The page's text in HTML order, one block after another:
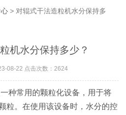
> 对辊式干法造粒机水分保持多
机水分保持多少？
08-22 点击次数：2624
种常用的颗粒化设备，用于将
粒。在使用该设备时，水分的控